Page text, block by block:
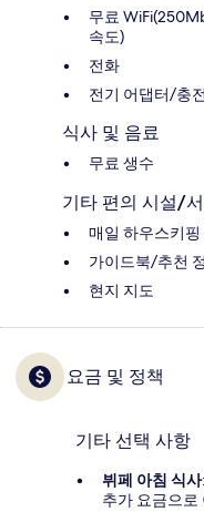
무료
속도)
전화
전기 어댑터/충
식사 및 음료
무료 생수
기타 편의 시설/
매일 하우스키핑
가이드북/추천
현지 지도
요금 및 정책
기타 선택 사항
뷔페 아침 식사
추가 요금으로